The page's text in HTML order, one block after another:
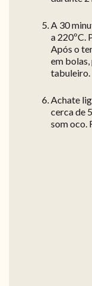
A 30
a 220ºC.
Após o
em
tabuleiro.
Achate
cerca de
som oco.